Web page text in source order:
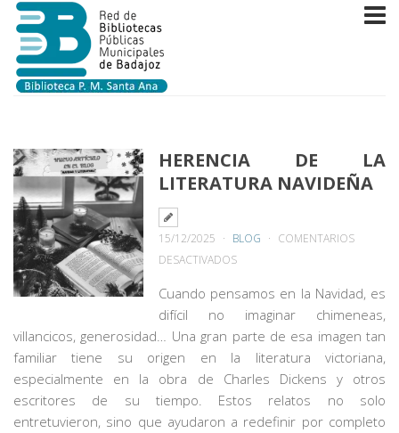
HERENCIA DE LA
LITERATURA NAVIDEÑA
15/12/2025 BLOG
COMENTARIOS
DESACTIVADOSEN
DE
LA
LITERATURA
NAVIDEÑA
Cuando pensamos en la Navidad, es
difícil no imaginar chimeneas,
villancicos, generosidad… Una gran parte de esa imagen tan
familiar tiene su origen en la literatura victoriana,
especialmente en la obra de Charles Dickens y otros
escritores de su tiempo. Estos relatos no solo
entretuvieron, sino que ayudaron a redefinir por completo